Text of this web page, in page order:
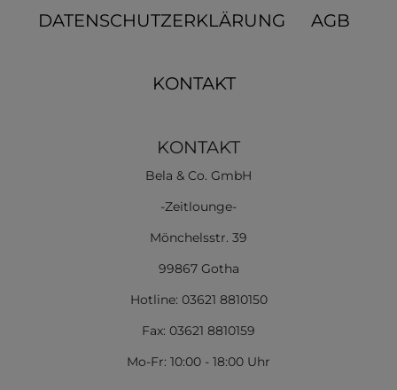
DATENSCHUTZERKLÄRUNG AGB
KONTAKT
KONTAKT
Bela & Co. GmbH
-Zeitlounge-
Mönchelsstr. 39
99867 Gotha
Hotline: 03621 8810150
Fax: 03621 8810159
Mo-Fr: 10:00 - 18:00 Uhr